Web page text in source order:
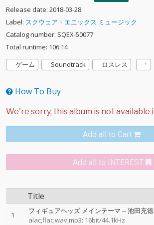
Release date: 2018-03-28
Label: スクウェア・エニックス ミュージック
Catalog number: SQEX-50077
Total runtime: 106:14
ゲーム
Soundtrack ロスレス
How To Buy
Add all to Cart
Add all to INTEREST
Title
1 フィギュアヘッズ メインテーマ --池田充徳
alac,flac,wav,mp3: 16bit/44.1kHz